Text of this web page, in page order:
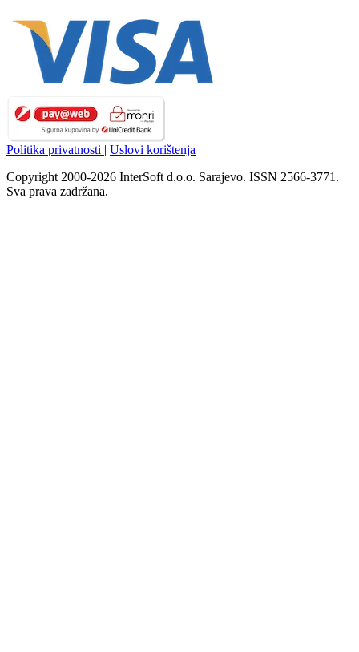
Politika privatnosti | Uslovi korištenja
Copyright 2000-2026 InterSoft d.o.o. Sarajevo. ISSN 2566-3771.
Sva prava zadržana.